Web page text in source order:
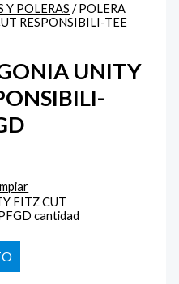
Y POLERAS / POLERA
RESPONSIBILI-TEE
UNITY
FITZ CUT
cantidad